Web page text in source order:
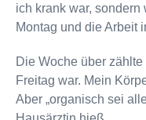
ich krank war,
Montag und die Arbeit
Die Woche über
Freitag war. Mein
Aber „organisch sei